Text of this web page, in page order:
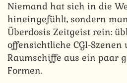
Niemand hat sich in die
hineingefühlt, sondern
Überdosis Zeitgeist rein:
offensichtliche CGI-
Raumschiffe aus ein paar
Formen.